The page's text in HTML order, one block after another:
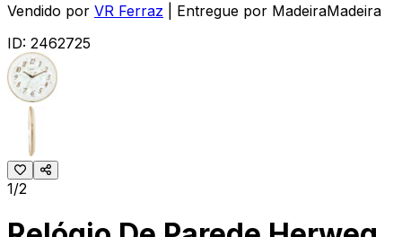
Vendido por VR Ferraz | Entregue por MadeiraMadeira
ID: 2462725
1/2